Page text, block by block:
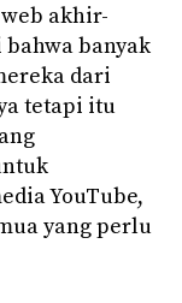
akhir-
banyak
dari
tetapi itu
YouTube,
yang perlu